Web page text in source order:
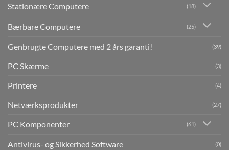
Stationære Computere (18)
Bærbare Computere (25)
Genbrugte Computere med 2 års garanti! (39)
PC Skærme (3)
Printere (4)
Netværksprodukter (27)
PC Komponenter (61)
Antivirus- og Sikkerhed Software (0)